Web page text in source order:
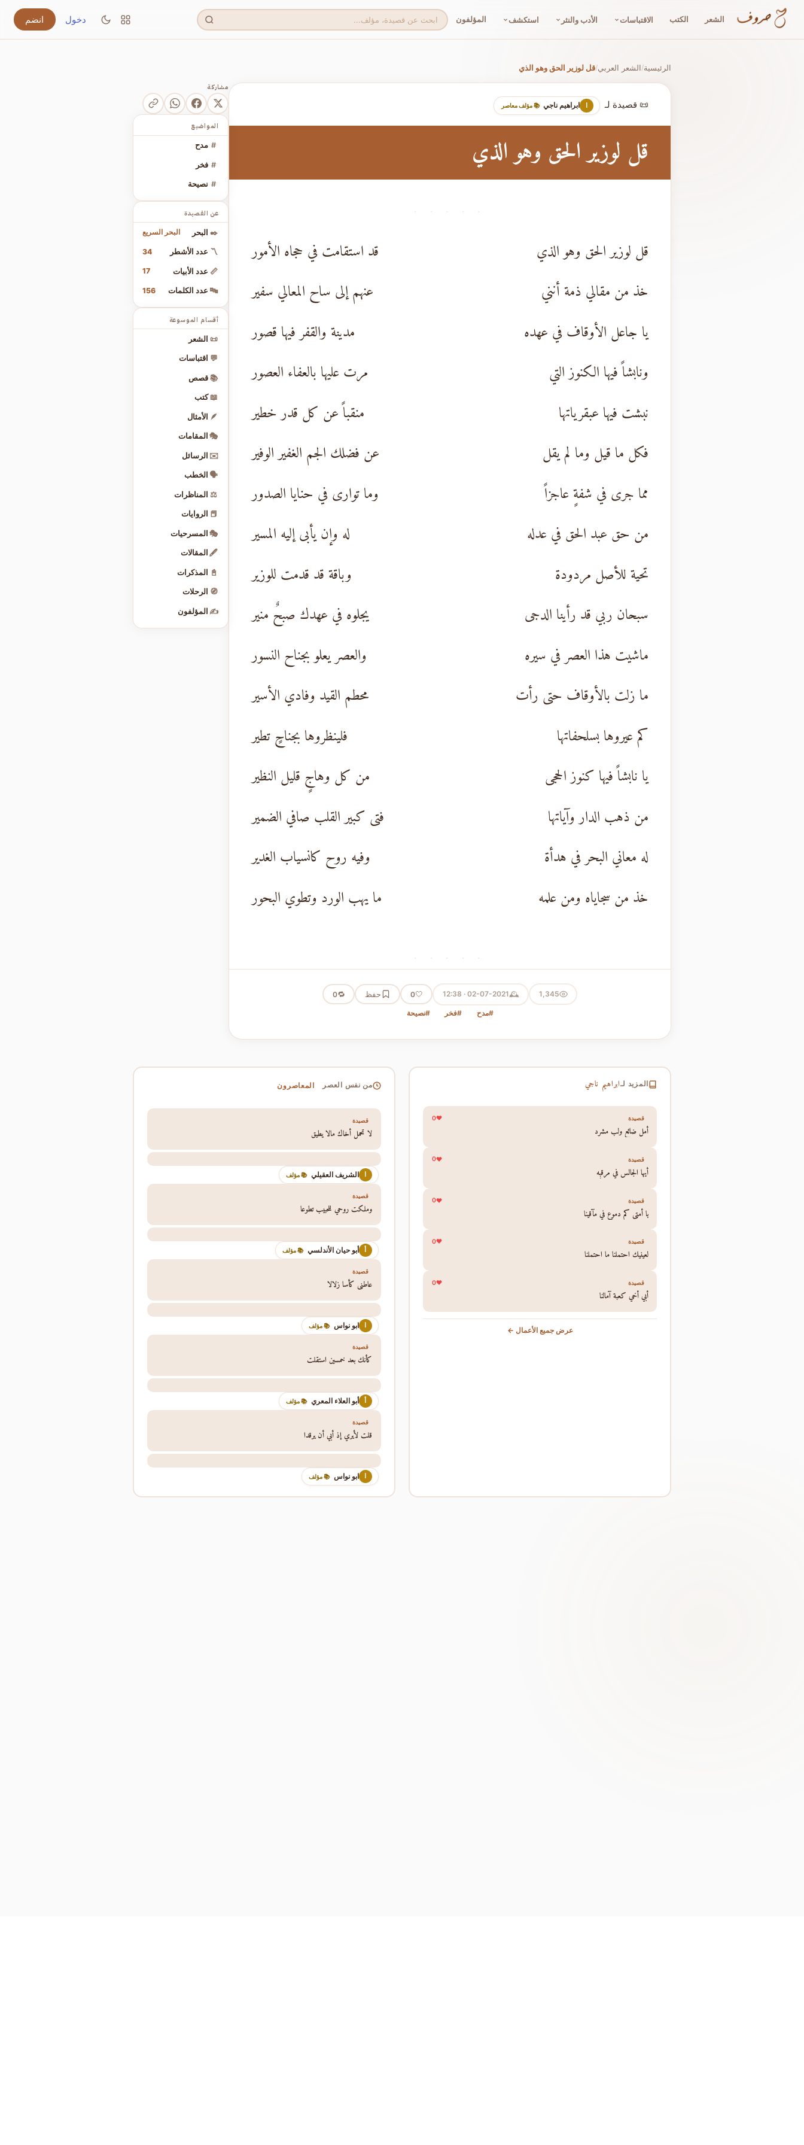
الشعر الكتب الاقتباسات الأدب والنثر استكشف المؤلفون دخول انضم
الرئيسية/الشعر العربي/قل لوزير الحق وهو الذي
📜 قصيدة لـ ا ابراهيم ناجي 📚 مؤلف معاصر
قل لوزير الحق وهو الذي
· · · · ·
قل لوزير الحق وهو الذي
قد استقامت في حجاه الأمور
خذ من مقالي ذمة أنني
عنهم إلى ساح المعالي سفير
يا جاعل الأوقاف في عهده
مدينة والقفر فيها قصور
ونابشاً فيها الكنوز التي
مرت عليها بالعفاء العصور
نبشت فيها عبقرياتها
منقباً عن كل قدر خطير
فكل ما قيل وما لم يقل
عن فضلك الجم الغفير الوفير
مما جرى في شفةٍ عاجزاً
وما توارى في حنايا الصدور
من حق عبد الحق في عدله
له وإن يأبى إليه المسير
تحية للأصل مردودة
وباقة قد قدمت للوزير
سبحان ربي قد رأينا الدجى
يجلوه في عهدك صبحٌ منير
ماشيت هذا العصر في سيره
والعصر يعلو بجناح النسور
ما زلت بالأوقاف حتى رأت
محطم القيد وفادي الأسير
كم عيروها بسلحفاتها
فلينظروها بجناحٍ تطير
يا نابشاً فيها كنوز الحجى
من كل وهاجٍ قليل النظير
من ذهب الدار وآياتها
فتى كبير القلب صافي الضمير
له معاني البحر في هدأة
وفيه روح كانسياب الغدير
خذ من سجاياه ومن علمه
ما يهب الورد وتطوي البحور
· · · · ·
1,345
🕰️
02-07-2021 · 12:38
🤍
0 حفظ 🔁
0
#مدح #فخر #نصيحة
مشاركة
المواضيع
# مدح
# فخر
# نصيحة
عن القصيدة
✒️ البحر البحر السريع
〽️ عدد الأشطر 34
📏 عدد الأبيات 17
🔤 عدد الكلمات 156
أقسام الموسوعة
📜 الشعر
💬 اقتباسات
📚 قصص
📖 كتب
🪶 الأمثال
🎭 المقامات
✉️ الرسائل
🗣️ الخطب
⚖️ المناظرات
📕 الروايات
🎭 المسرحيات
🖋️ المقالات
📓 المذكرات
🧭 الرحلات
✍️ المؤلفون
المزيد لـابراهيم ناجي
قصيدة 0
أمل ضائع ولب مشرد
قصيدة 0
أيها الجالس في مرقبِه
قصيدة 0
يا أمتي كم دموع في مآقينا
قصيدة 0
لعينيك احتملنا ما احتملنا
قصيدة 0
أبي أخي كعبة آمالنا
عرض جميع الأعمال ←
من نفس العصر المعاصرون
قصيدة
لا تحمل أخاك مالا يطيق
الشريف العقيلي 📚 مؤلف
قصيدة
وملكت روحي للحبيب تطوعا
أبو حيان الأندلسي 📚 مؤلف
قصيدة
عاطني كأسا زلالا
ابو نواس 📚 مؤلف
قصيدة
كأنك بعد خمسين استقلت
أبو العلاء المعري 📚 مؤلف
قصيدة
قلت لأيري إذ أبي أن يرقدا
ابو نواس 📚 مؤلف